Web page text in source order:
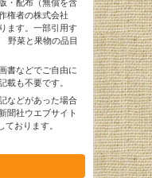
権者の株式会社
ます。一部引用す
菜と果物の品目
書などでご自由に
載も不要です。
などがあった場合
聞社ウエブサイト
ております。